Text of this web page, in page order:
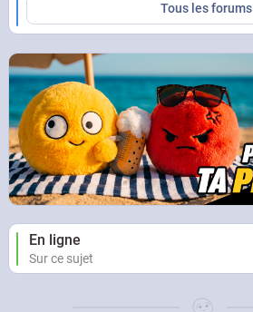
Tous les forums
En ligne
Sur ce sujet